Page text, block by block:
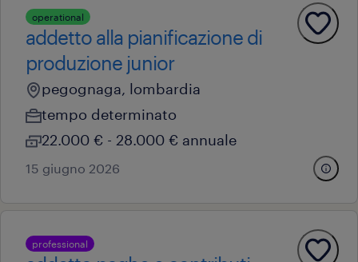
operational
addetto alla pianificazione di
produzione junior
pegognaga, lombardia
tempo determinato
22.000 € - 28.000 € annuale
15 giugno 2026
professional